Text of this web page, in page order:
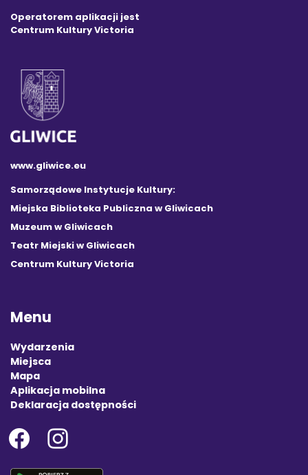
Operatorem aplikacji jest
Centrum Kultury Victoria
www.gliwice.eu
Samorządowe Instytucje Kultury:
Miejska Biblioteka Publiczna w Gliwicach
Muzeum w Gliwicach
Teatr Miejski w Gliwicach
Centrum Kultury Victoria
Menu
Wydarzenia
Miejsca
Mapa
Aplikacja mobilna
Deklaracja dostępności